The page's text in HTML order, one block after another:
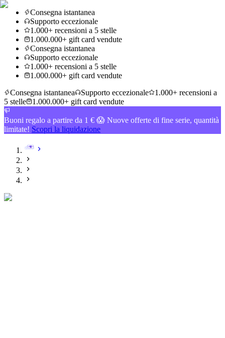
Consegna istantanea
Supporto eccezionale
1.000+ recensioni a 5 stelle
1.000.000+ gift card vendute
Consegna istantanea
Supporto eccezionale
1.000+ recensioni a 5 stelle
1.000.000+ gift card vendute
Consegna istantanea
Supporto eccezionale
1.000+ recensioni a
5 stelle
1.000.000+ gift card vendute
Buoni regalo a partire da 1 € 😱 Nuove offerte di fine serie, quantità
limitate! Scopri la liquidazione